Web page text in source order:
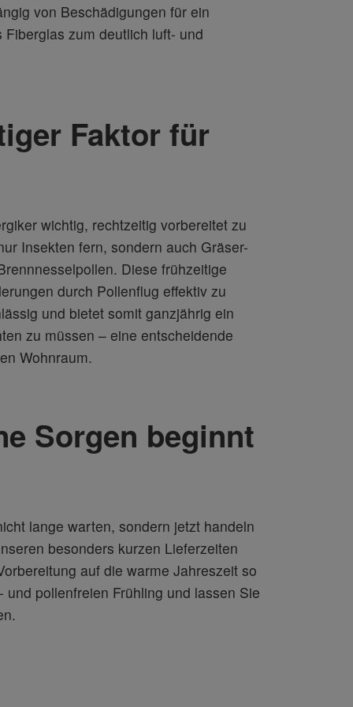
von Beschädigungen für ein
zum deutlich luft- und
Faktor für
wichtig, rechtzeitig vorbereitet zu
Insekten fern, sondern auch Gräser-
Diese frühzeitige
durch Pollenflug effektiv zu
und bietet somit ganzjährig ein
zu müssen – eine entscheidende
Wohnraum.
Sorgen beginnt
lange warten, sondern jetzt handeln
besonders kurzen Lieferzeiten
auf die warme Jahreszeit so
pollenfreien Frühling und lassen Sie